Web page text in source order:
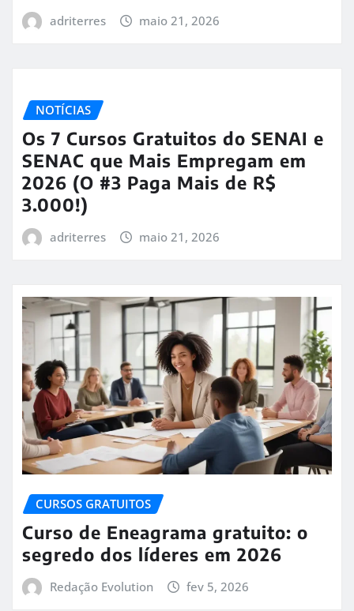
adriterres maio 21, 2026
NOTÍCIAS
Os 7 Cursos Gratuitos do SENAI e
SENAC que Mais Empregam em
2026 (O #3 Paga Mais de R$
3.000!)
adriterres maio 21, 2026
CURSOS GRATUITOS
Curso de Eneagrama gratuito: o
segredo dos líderes em 2026
Redação Evolution fev 5, 2026